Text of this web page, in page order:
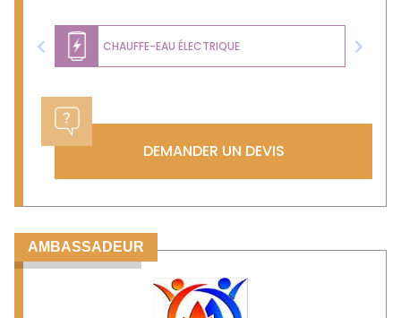
CHAUFFE-EAU ÉLECTRIQUE
Previous Next
DEMANDER UN DEVIS
AMBASSADEUR